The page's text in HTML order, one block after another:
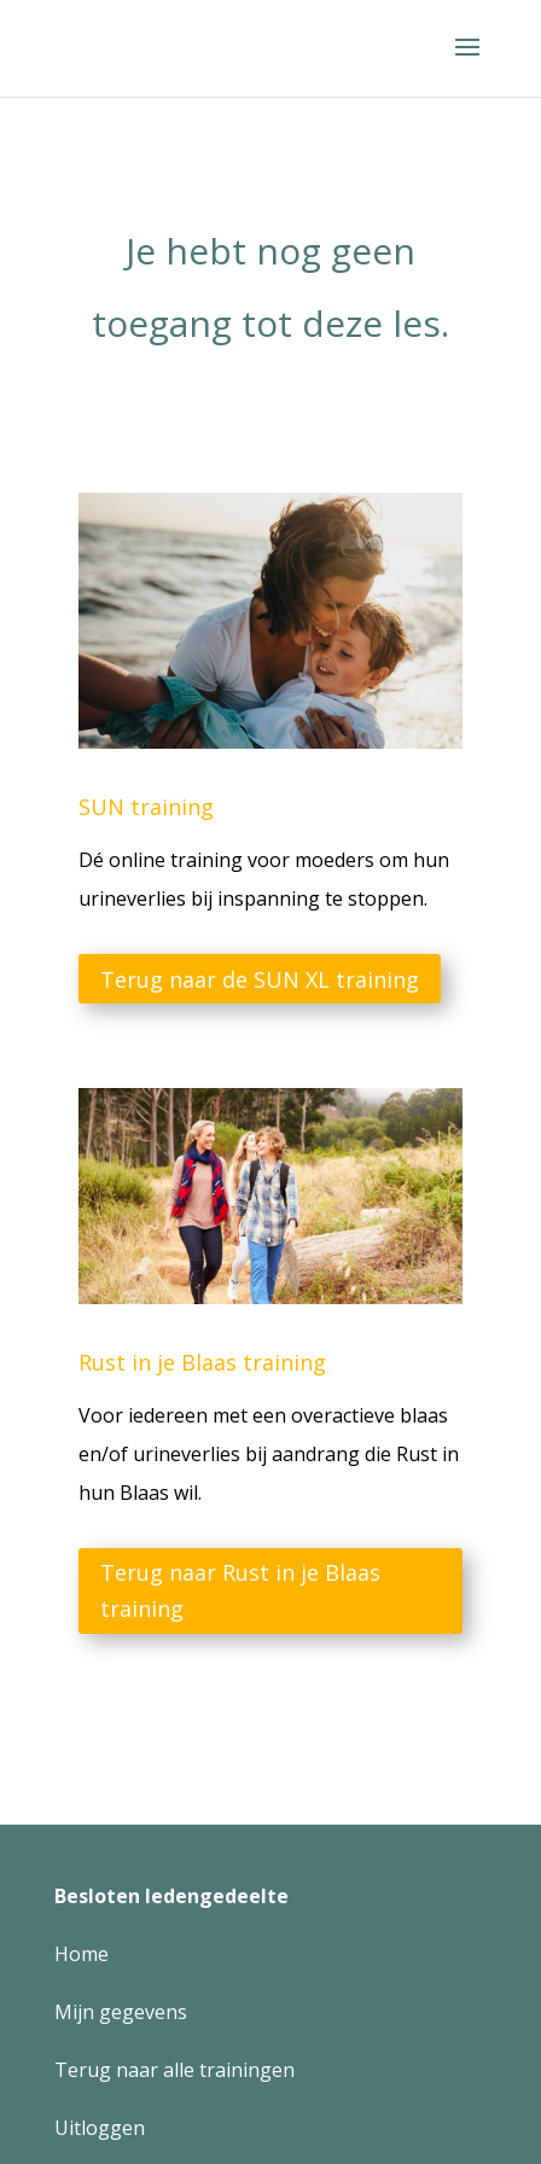
Je hebt nog geen
toegang tot deze les.
SUN training
Dé online training voor moeders om hun
urineverlies bij inspanning te stoppen.
Terug naar de SUN XL training
Rust in je Blaas training
Voor iedereen met een overactieve blaas
en/of urineverlies bij aandrang die Rust in
hun Blaas wil.
Terug naar Rust in je Blaas
training
Besloten ledengedeelte
Home
Mijn gegevens
Terug naar alle trainingen
Uitloggen